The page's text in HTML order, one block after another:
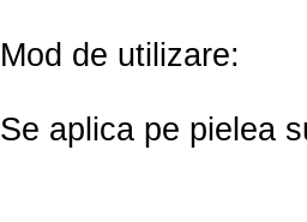
Mod de utilizare:
Se aplica pe pielea